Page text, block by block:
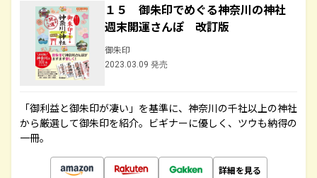
１５ 御朱印でめぐる神奈川の神社
週末開運さんぽ 改訂版
御朱印
2023.03.09 発売
「御利益と御朱印が凄い」を基準に、神奈川の千社以上の神社
から厳選して御朱印を紹介。ビギナーに優しく、ツウも納得の
一冊。
詳細を見る